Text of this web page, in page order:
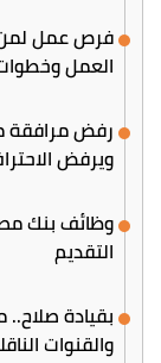
العمل
رفض مرافقة
ويرفض
التقديم
بقيادة صلاح..
والقنوات